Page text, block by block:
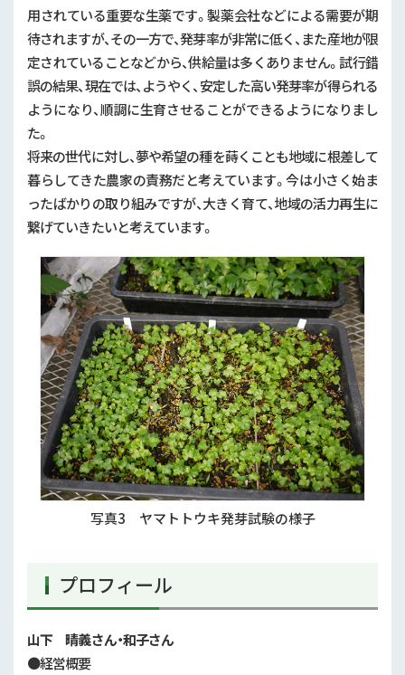
用されている重要な生薬です。製薬会社などによる需要が期
待されますが、その一方で、発芽率が非常に低く、また産地が限
定されていることなどから、供給量は多くありません。試行錯
誤の結果、現在では、ようやく、安定した高い発芽率が得られる
ようになり、順調に生育させることができるようになりまし
た。
将来の世代に対し、夢や希望の種を蒔くことも地域に根差して
暮らしてきた農家の責務だと考えています。今は小さく始ま
ったばかりの取り組みですが、大きく育て、地域の活力再生に
繋げていきたいと考えています。
写真3 ヤマトトウキ発芽試験の様子
プロフィール
山下 晴義さん・和子さん
●経営概要